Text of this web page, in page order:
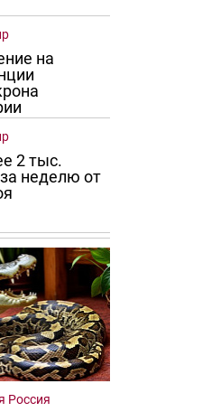
на
2 тыс.
неделю от
Россия